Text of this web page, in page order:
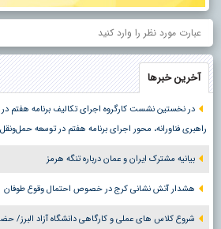
آخرین خبرها
در نخستین نشست کارگروه اجرای تکالیف برنامه هفتم
راهبری فناورانه، محور اجرای برنامه هفتم در توسعه
بیانیه مشترک ایران و عمان درباره تنگه هرمز
هشدار آتش نشانی کرج در خصوص احتمال وقوع طوفان
شروع کلاس های عملی و کارگاهی دانشگاه آزاد البرز/